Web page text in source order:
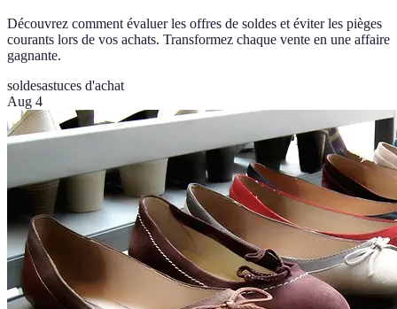
Découvrez comment évaluer les offres de soldes et éviter les pièges
courants lors de vos achats. Transformez chaque vente en une affaire
gagnante.
soldesastuces d'achat
Aug 4